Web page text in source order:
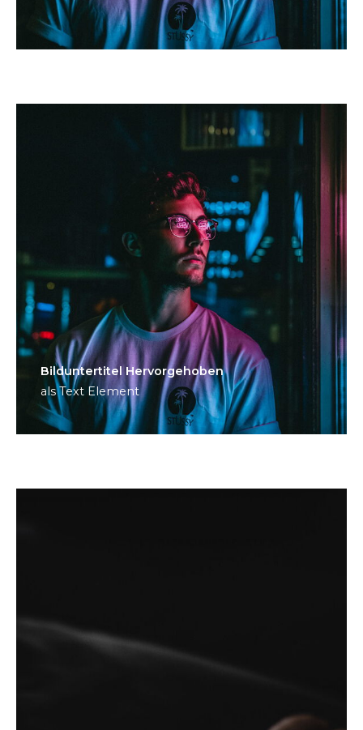
Bild­unter­titel Hervorgehoben
als Text Element